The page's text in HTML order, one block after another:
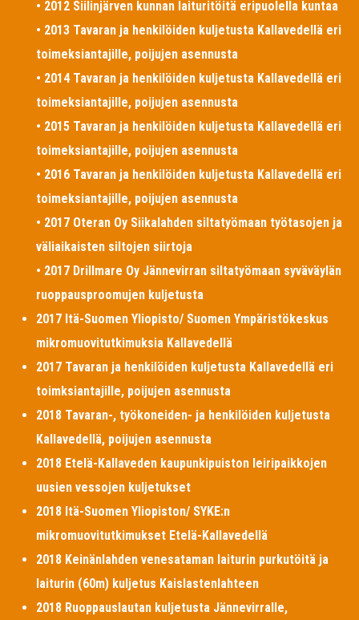
• 2012 Siilinjärven kunnan laituritöitä eripuolella kuntaa
• 2013 Tavaran ja henkilöiden kuljetusta Kallavedellä eri
toimeksiantajille, poijujen asennusta
• 2014 Tavaran ja henkilöiden kuljetusta Kallavedellä eri
toimeksiantajille, poijujen asennusta
• 2015 Tavaran ja henkilöiden kuljetusta Kallavedellä eri
toimeksiantajille, poijujen asennusta
• 2016 Tavaran ja henkilöiden kuljetusta Kallavedellä eri
toimeksiantajille, poijujen asennusta
• 2017 Oteran Oy Siikalahden siltatyömaan työtasojen ja
väliaikaisten siltojen siirtoja
• 2017 Drillmare Oy Jännevirran siltatyömaan syväväylän
ruoppausproomujen kuljetusta
2017 Itä-Suomen Yliopisto/ Suomen Ympäristökeskus
mikromuovitutkimuksia Kallavedellä
2017 Tavaran ja henkilöiden kuljetusta Kallavedellä eri
toimksiantajille, poijujen asennusta
2018 Tavaran-, työkoneiden- ja henkilöiden kuljetusta
Kallavedellä, poijujen asennusta
2018 Etelä-Kallaveden kaupunkipuiston leiripaikkojen
uusien vessojen kuljetukset
2018 Itä-Suomen Yliopiston/ SYKE:n
mikromuovitutkimukset Etelä-Kallavedellä
2018 Keinänlahden venesataman laiturin purkutöitä ja
laiturin (60m) kuljetus Kaislastenlahteen
2018 Ruoppauslautan kuljetusta Jännevirralle,